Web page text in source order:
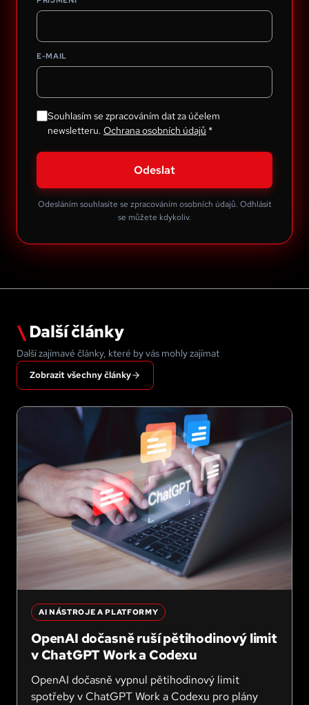
E-MAIL
Souhlasím se zpracováním dat za účelem
newsletteru. Ochrana osobních údajů *
Odeslat
Odesláním souhlasíte se zpracováním osobních údajů. Odhlásit
se můžete kdykoliv.
\ Další články
Další zajímavé články, které by vás mohly zajímat
Zobrazit všechny články
AI NÁSTROJE A PLATFORMY
OpenAI dočasně ruší pětihodinový limit
v ChatGPT Work a Codexu
OpenAI dočasně vypnul pětihodinový limit
spotřeby v ChatGPT Work a Codexu pro plány